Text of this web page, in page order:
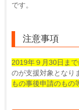
です。
注意事項
2019年９月30日ま
のが支援対象となり
もの事後申請のもの